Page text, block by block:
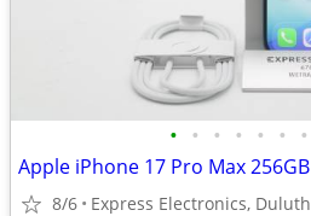
• • • • • • •
8/6 Express Electronics, Duluth